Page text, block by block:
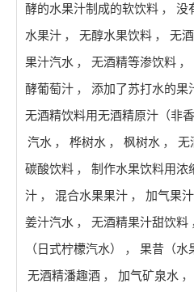
酵的水果汁制成的软饮料 ， 没
水果汁 ， 无醇水果饮料 ， 无
果汁汽水 ， 无酒精等渗饮料 ，
酵葡萄汁 ， 添加了苏打水的果
无酒精饮料用无酒精原汁（非香
汽水 ， 桦树水 ， 枫树水 ， 无
碳酸饮料 ， 制作水果饮料用浓
汁 ， 混合水果果汁 ， 加气果汁
姜汁汽水 ， 无酒精果汁甜饮料
（日式柠檬汽水）
， 果昔（水
无酒精潘趣酒 ， 加气矿泉水 ，